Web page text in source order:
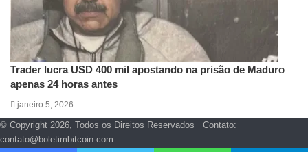
Trader lucra USD 400 mil apostando na prisão de Maduro
apenas 24 horas antes
janeiro 5, 2026
© Copyright 2026, Todos os Direitos Reservados Contato:
contato@boletimbitcoin.com